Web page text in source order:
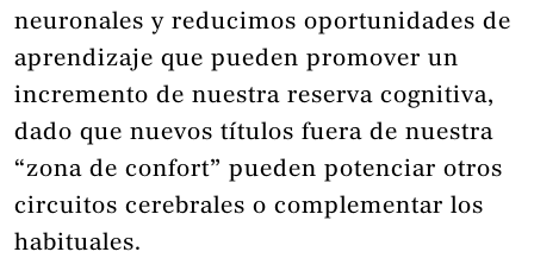
neuronales y reducimos oportunidades de
aprendizaje que pueden promover un
incremento de nuestra reserva cognitiva,
dado que nuevos títulos fuera de nuestra
“zona de confort” pueden potenciar otros
circuitos cerebrales o complementar los
habituales.